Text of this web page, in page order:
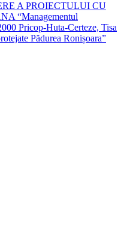
A PROIECTULUI CU
“Managementul
Pricop-Huta-Certeze, Tisa
Pădurea Ronișoara”